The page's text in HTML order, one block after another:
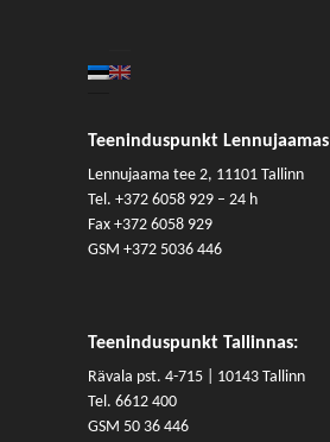
Teeninduspunkt Lennujaamas
Lennujaama tee 2, 11101 Tallinn
Tel. +372 6058 929 – 24 h
Fax +372 6058 929
GSM +372 5036 446
Teeninduspunkt Tallinnas:
Rävala pst. 4-715 | 10143 Tallinn
Tel. 6612 400
GSM 50 36 446